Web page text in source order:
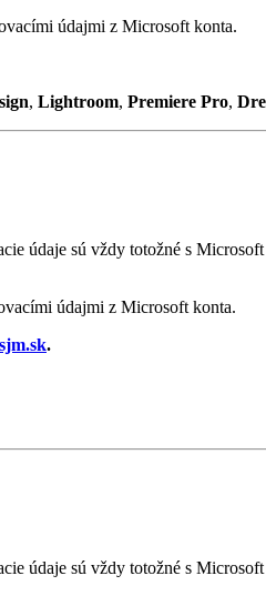
údajmi z Microsoft konta.
, Lightroom, Premiere Pro,
údaje sú vždy totožné s
údajmi z Microsoft konta.
.
údaje sú vždy totožné s